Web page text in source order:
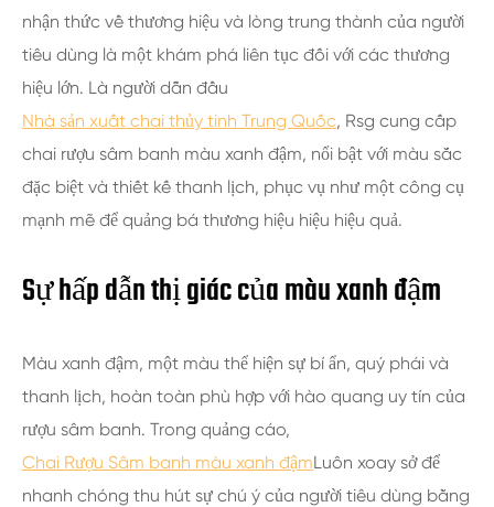
nhận thức về thương hiệu và lòng trung thành của người
tiêu dùng là một khám phá liên tục đối với các thương
hiệu lớn. Là người dẫn đầu
Nhà sản xuất chai thủy tinh Trung Quốc, Rsg cung cấp
chai rượu sâm banh màu xanh đậm, nổi bật với màu sắc
đặc biệt và thiết kế thanh lịch, phục vụ như một công cụ
mạnh mẽ để quảng bá thương hiệu hiệu hiệu quả.
Sự hấp dẫn thị giác của màu xanh đậm
Màu xanh đậm, một màu thể hiện sự bí ẩn, quý phái và
thanh lịch, hoàn toàn phù hợp với hào quang uy tín của
rượu sâm banh. Trong quảng cáo,
Chai Rượu Sâm banh màu xanh đậmLuôn xoay sở để
nhanh chóng thu hút sự chú ý của người tiêu dùng bằng